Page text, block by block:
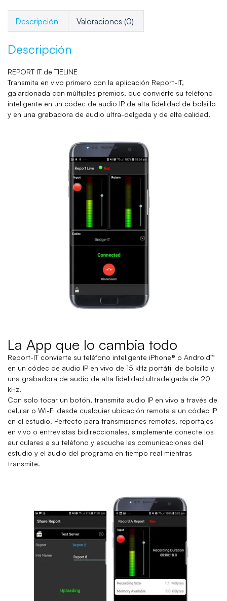
Descripción Valoraciones (0)
Descripción
REPORT IT de TIELINE
Transmita en vivo primero con la aplicación Report-IT,
galardonada con múltiples premios, que convierte su teléfono
inteligente en un códec de audio IP de alta fidelidad de bolsillo
y en una grabadora de audio ultra-delgada y de alta calidad.
La App que lo cambia todo
Report-IT convierte su teléfono inteligente iPhone® o Android™
en un códec de audio IP en vivo de 15 kHz portátil de bolsillo y
una grabadora de audio de alta fidelidad ultradelgada de 20
kHz.
Con solo tocar un botón, transmita audio IP en vivo a través de
celular o Wi-Fi desde cualquier ubicación remota a un códec IP
en el estudio. Perfecto para transmisiones remotas, reportajes
en vivo o entrevistas bidireccionales, simplemente conecte los
auriculares a su teléfono y escuche las comunicaciones del
estudio y el audio del programa en tiempo real mientras
transmite.